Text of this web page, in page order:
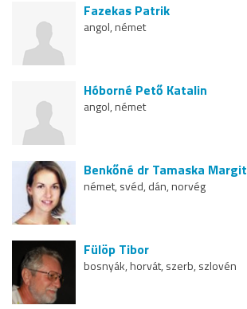
Fazekas Patrik
angol, német
Hóborné Pető Katalin
angol, német
Benkőné dr Tamaska Margit
német, svéd, dán, norvég
Fülöp Tibor
bosnyák, horvát, szerb, szlovén